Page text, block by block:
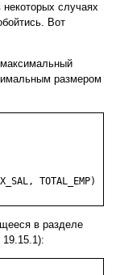
некоторых случаях
Вот
размером
TOTAL_EMP)
в разделе